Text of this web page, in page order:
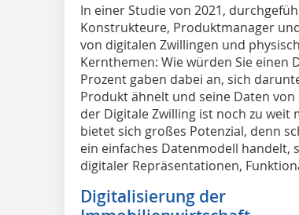
In einer Studie von 2021,
Konstrukteure, Produktmanager
von digitalen Zwillingen und
Kernthemen: Wie würden Sie einen
Prozent gaben dabei an, sich
Produkt ähnelt und seine Daten
der Digitale Zwilling ist noch zu
bietet sich großes Potenzial, denn
ein einfaches Datenmodell
digitaler Repräsentationen,
Digitalisierung der